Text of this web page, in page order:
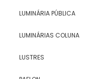
LUMINÁRIA PÚBLICA
LUMINÁRIAS COLUNA
LUSTRES